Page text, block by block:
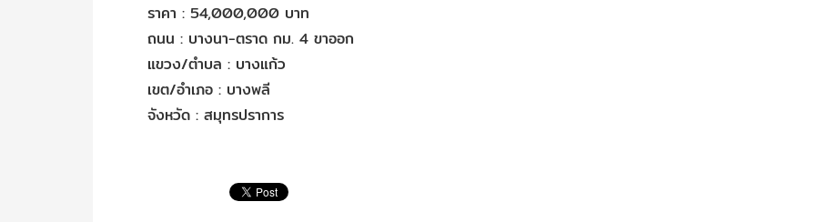
ราคา : 54,000,000 บาท
ถนน : บางนา-ตราด กม. 4 ขาออก
แขวง/ตำบล : บางแก้ว
เขต/อำเภอ : บางพลี
จังหวัด : สมุทรปราการ